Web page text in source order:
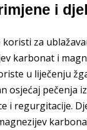
i
za
karbonat i
u liječenju
osjećaj pečenja
i regurgitacije.